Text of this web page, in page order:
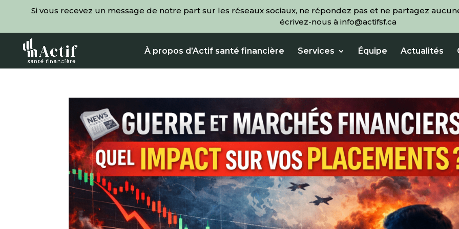
À propos d’Actif santé financière Services Équipe Actualités
Si vous recevez un message de notre part sur les réseaux sociaux, ne répondez pas et ne partagez
écrivez-nous à info@actifsf.ca